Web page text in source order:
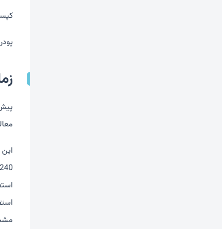
کپسول خوراکی (100
پودر
مشخص